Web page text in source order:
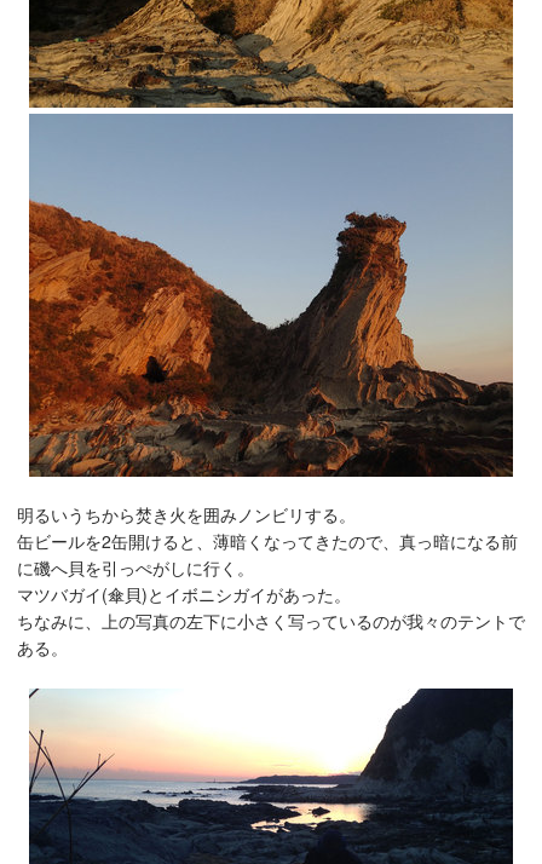
明るいうちから焚き火を囲みノンビリする。
缶ビールを2缶開けると、薄暗くなってきたので、真っ暗になる前
に磯へ貝を引っぺがしに行く。
マツバガイ(傘貝)とイボニシガイがあった。
ちなみに、上の写真の左下に小さく写っているのが我々のテントで
ある。